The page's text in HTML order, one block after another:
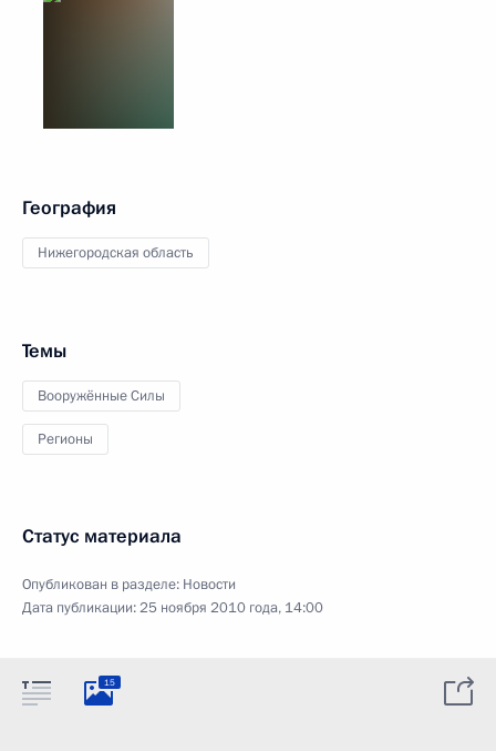
География
Нижегородская область
Темы
Вооружённые Силы
Регионы
Статус материала
Опубликован в разделе: Новости
Дата публикации:25 ноября 2010 года, 14:00
15